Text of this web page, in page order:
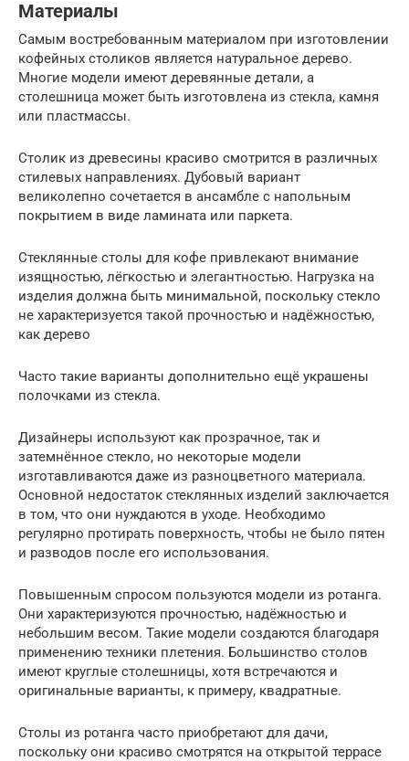
Материалы
Самым востребованным материалом при изготовлении
кофейных столиков является натуральное дерево.
Многие модели имеют деревянные детали, а
столешница может быть изготовлена из стекла, камня
или пластмассы.
Столик из древесины красиво смотрится в различных
стилевых направлениях. Дубовый вариант
великолепно сочетается в ансамбле с напольным
покрытием в виде ламината или паркета.
Стеклянные столы для кофе привлекают внимание
изящностью, лёгкостью и элегантностью. Нагрузка на
изделия должна быть минимальной, поскольку стекло
не характеризуется такой прочностью и надёжностью,
как дерево
Часто такие варианты дополнительно ещё украшены
полочками из стекла.
Дизайнеры используют как прозрачное, так и
затемнённое стекло, но некоторые модели
изготавливаются даже из разноцветного материала.
Основной недостаток стеклянных изделий заключается
в том, что они нуждаются в уходе. Необходимо
регулярно протирать поверхность, чтобы не было пятен
и разводов после его использования.
Повышенным спросом пользуются модели из ротанга.
Они характеризуются прочностью, надёжностью и
небольшим весом. Такие модели создаются благодаря
применению техники плетения. Большинство столов
имеют круглые столешницы, хотя встречаются и
оригинальные варианты, к примеру, квадратные.
Столы из ротанга часто приобретают для дачи,
поскольку они красиво смотрятся на открытой террасе